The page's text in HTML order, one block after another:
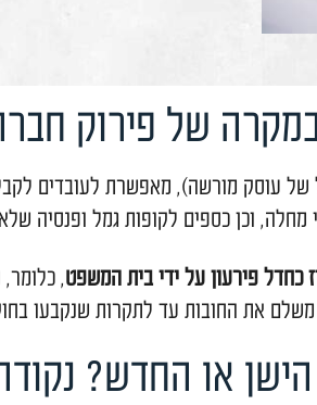
פירוק חברה ומי
מאפשרת לעובדים לקבל